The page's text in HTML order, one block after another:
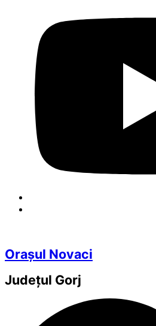
Orașul Novaci
Județul Gorj